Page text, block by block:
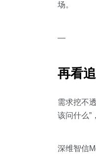
场。
—
再看
需求挖不
该问什么”
深维智信